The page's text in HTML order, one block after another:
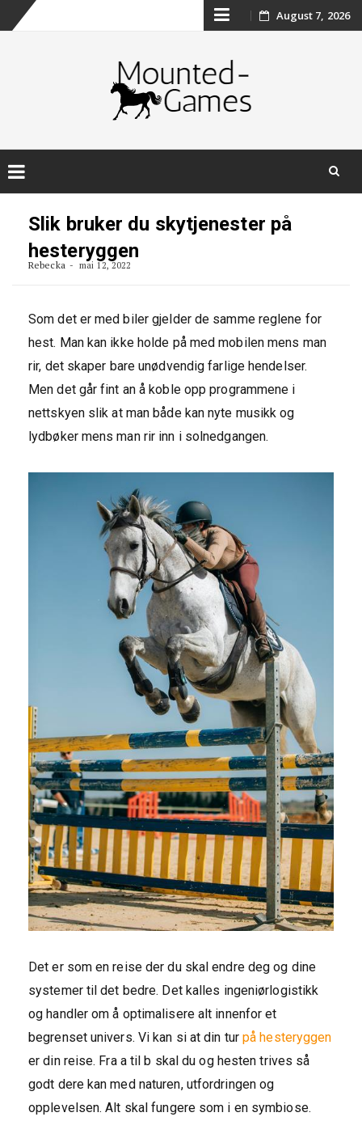
Skip
content
August 7, 2026
Slik bruker du skytjenester på
hesteryggen
Rebecka mai 12, 2022
Som det er med biler gjelder de samme reglene for
hest. Man kan ikke holde på med mobilen mens man
rir, det skaper bare unødvendig farlige hendelser.
Men det går fint an å koble opp programmene i
nettskyen slik at man både kan nyte musikk og
lydbøker mens man rir inn i solnedgangen.
Det er som en reise der du skal endre deg og dine
systemer til det bedre. Det kalles ingeniørlogistikk
og handler om å optimalisere alt innenfor et
begrenset univers. Vi kan si at din turpå hesteryggen
er din reise. Fra a til b skal du og hesten trives så
godt dere kan med naturen, utfordringen og
opplevelsen. Alt skal fungere som i en symbiose.